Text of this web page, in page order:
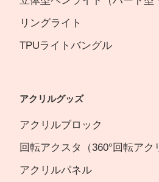
リングライト
TPUライトバングル
アクリルグッズ
アクリルブロック
回転アクスタ（360°回転アク
アクリルパネル